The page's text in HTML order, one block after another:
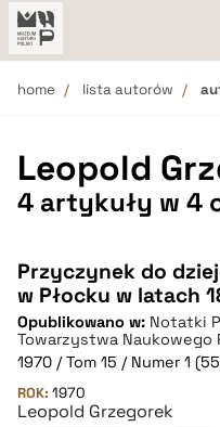
home lista autorów
Leopold
4 artykuły w 4
Przyczynek do
w Płocku w latach
Opublikowano w: Notatki
Towarzystwa Naukowego
1970 / Tom 15 / Numer 1
ROK: 1970
Leopold Grzegorek